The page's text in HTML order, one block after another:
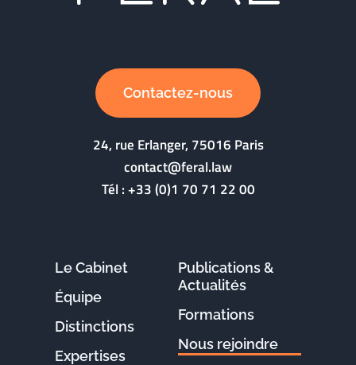
Contactez-nous
24, rue Erlanger, 75016 Paris
contact@feral.law
Tél :+33 (0)1 70 71 22 00
Le Cabinet
Équipe
Distinctions
Expertises
Publications &
Actualités
Formations
Nous rejoindre